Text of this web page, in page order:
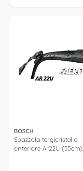
BOSCH
Spazzola tergicristallo
anteriore Ar22U (55cm)